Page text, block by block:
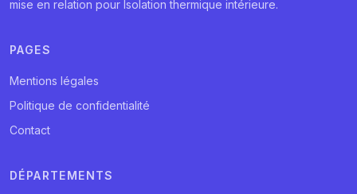
mise en relation pour Isolation thermique intérieure.
PAGES
Mentions légales
Politique de confidentialité
Contact
DÉPARTEMENTS